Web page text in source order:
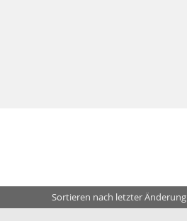
Sortieren nach letzter Änderung